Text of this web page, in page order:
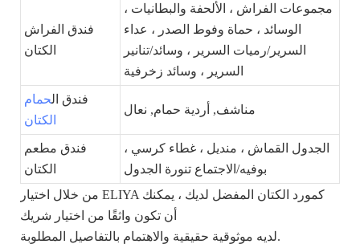
فندق الفراش
الكتان
مجموعات الفراش ، الألحفة والبطانيات ،
الوسائد ، حماة وفوط الصدر ، عداء
السرير/رميات السرير ، وسائد/تنانير
السرير ، وسائد زخرفية
فندق الحمام
الكتان
مناشف, أردية حمام, نعال
فندق مطعم
الكتان
الجدول القماش ، منديل ، غطاء كرسي ،
بوفيه/الاجتماع تنورة الجدول
من خلال اختيار ELIYA كمورد الكتان المفضل لديك ، يمكنك
أن تكون واثقًا من اختيار شريك
لديه موثوقية حقيقية والاهتمام بالتفاصيل المطلوبة.